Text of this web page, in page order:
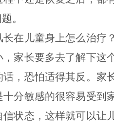
。
在儿童身上怎么治疗？
家长要多去了解下这
，恐怕适得其反。家
分敏感的很容易受到
状态，这样就可以让